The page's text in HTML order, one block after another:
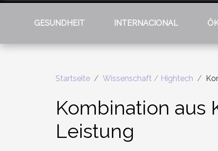
GESUNDHEIT INTERNACIONAL
Startseite Wissenschaft / Hightech
Kombination aus
Leistung